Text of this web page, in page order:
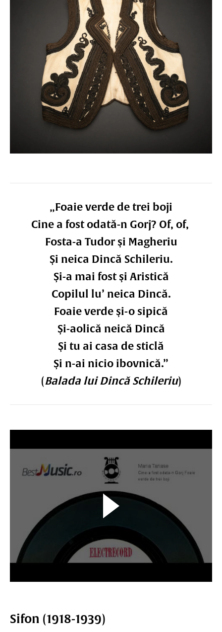
„Foaie verde de trei boji
Cine a fost odată-n Gorj? Of, of,
Fosta-a Tudor şi Magheriu
Şi neica Dincă Schileriu.
Şi-a mai fost şi Aristică
Copilul lu’ neica Dincă.
Foaie verde şi-o sipică
Şi-aolică neică Dincă
Şi tu ai casa de sticlă
Şi n-ai nicio ibovnică.”
(Balada lui Dincă Schileriu)
Sifon (1918-1939)